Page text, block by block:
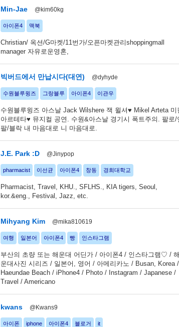
Min-Jae @kim60kg
아이폰4 맥북
Christian/ 옥션/G마켓/11번가/오픈마켓관리shoppingmall
manager 자유로운영혼,
빅버드에서 만납시다(대연) @dyhyde
수원블루윙즈 그랑블루 아이폰4 이관우
수원블루윙즈 아스날 Jack Wilshere 잭 윌셔♥ Mikel Arteta 미
아르테타♥ 뮤지컬 공연. 수원&아스날 경기시 폭트주의. 팔로/
팔/블락 내 마음대로 니 마음대로.
J.E. Park :D @Jinypop
pharmacist 이선균 아이폰4 창동 경희대학교
Pharmacist, Travel, KHU., SFLHS., KIA tigers, Seoul,
kor.&eng., Festival, Jazz, etc.
Mihyang Kim @mika810619
여행 일본어 아이폰4 빵 인스타그램
부산의 초량 또는 해운대 어딘가 / 아이폰4 / 인스타그램♡ / 해
운대사진 시리즈 / 일본어, 영어 / 아메리카노 / Busan, Korea /
Haeundae Beach / iPhone4 / Photo / Instagram / Japanese /
Travel / Americano
kwans @Kwans9
아이폰 iphone 아이폰4 블로거 it